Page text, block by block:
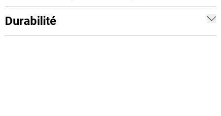
Durabilité